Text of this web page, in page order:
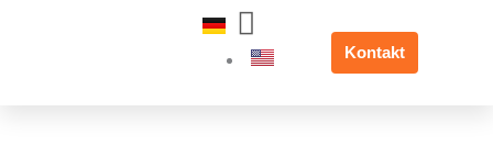
Kontakt